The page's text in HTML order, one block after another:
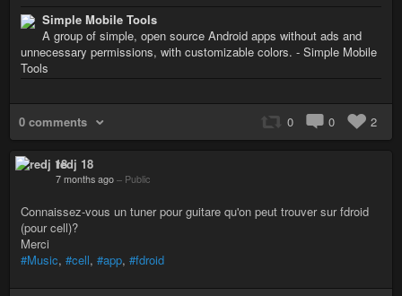
Simple Mobile Tools
A group of simple, open source Android apps without ads and
unnecessary permissions, with customizable colors. - Simple Mobile
Tools
0 comments 0 0 2
redj 18
7 months ago – Public
Connaissez-vous un tuner pour guitare qu'on peut trouver sur fdroid
(pour cell)?
Merci
#Music, #cell, #app, #fdroid